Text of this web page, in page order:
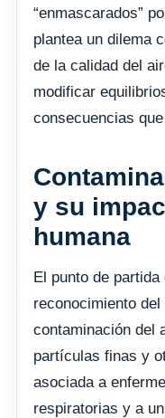
“enmascarados”
plantea un dilema
de la calidad del
modificar
consecuencias
y su
humana
El punto de
reconocimiento
contaminación del
partículas finas y
asociada a
respiratorias y a